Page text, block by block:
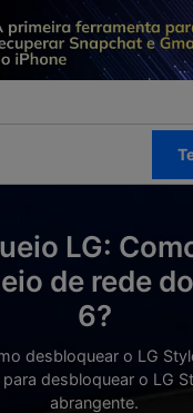
LG:
de rede
6?
desbloquear o LG
desbloquear o LG
abrangente.